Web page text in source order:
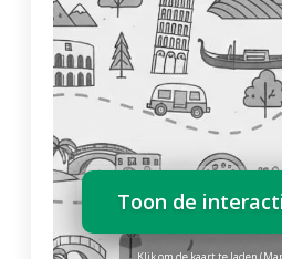
Toon de